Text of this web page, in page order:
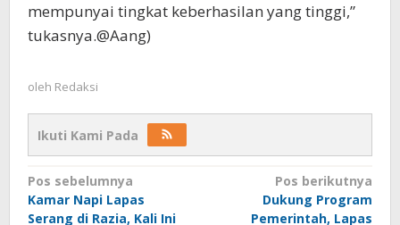
mempunyai tingkat keberhasilan yang tinggi,”
tukasnya.@Aang)
oleh Redaksi
Ikuti Kami Pada
Navigasi
pos
Pos sebelumnya
Kamar Napi Lapas
Serang di Razia, Kali Ini
Pos berikutnya
Dukung Program
Pemerintah, Lapas